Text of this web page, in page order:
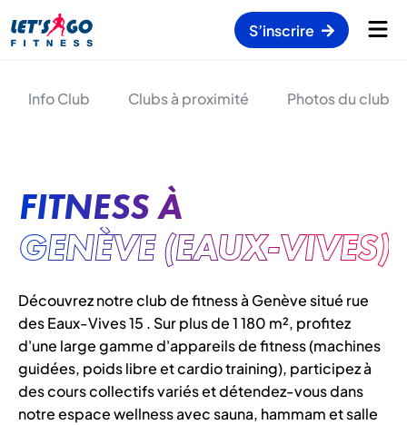
S’inscrire
Info Club Clubs à proximité Photos du club
FITNESS À
GENÈVE (EAUX-VIVES)
Découvrez notre club de fitness à Genève situé rue
des Eaux-Vives 15 . Sur plus de 1 180 m², profitez
d'une large gamme d'appareils de fitness (machines
guidées, poids libre et cardio training), participez à
des cours collectifs variés et détendez-vous dans
notre espace wellness avec sauna, hammam et salle